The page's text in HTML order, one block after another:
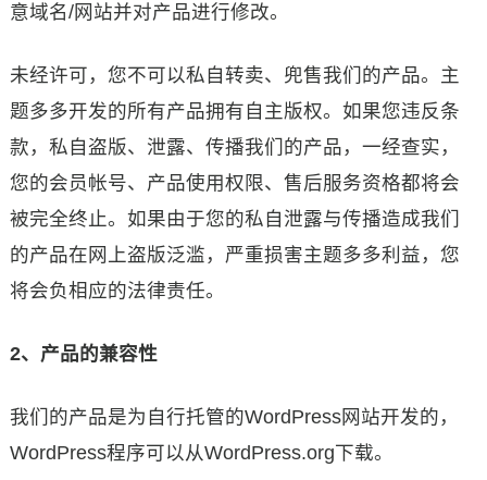
意域名/网站并对产品进行修改。
未经许可，您不可以私自转卖、兜售我们的产品。主
题多多开发的所有产品拥有自主版权。如果您违反条
款，私自盗版、泄露、传播我们的产品，一经查实，
您的会员帐号、产品使用权限、售后服务资格都将会
被完全终止。如果由于您的私自泄露与传播造成我们
的产品在网上盗版泛滥，严重损害主题多多利益，您
将会负相应的法律责任。
2、产品的兼容性
我们的产品是为自行托管的WordPress网站开发的，
WordPress程序可以从WordPress.org下载。